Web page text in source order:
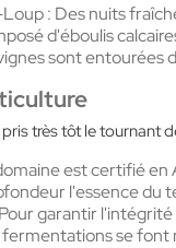
: Des nuits
d'éboulis
sont entourées
très tôt le tournant
est certifié
l'essence du
garantir
se